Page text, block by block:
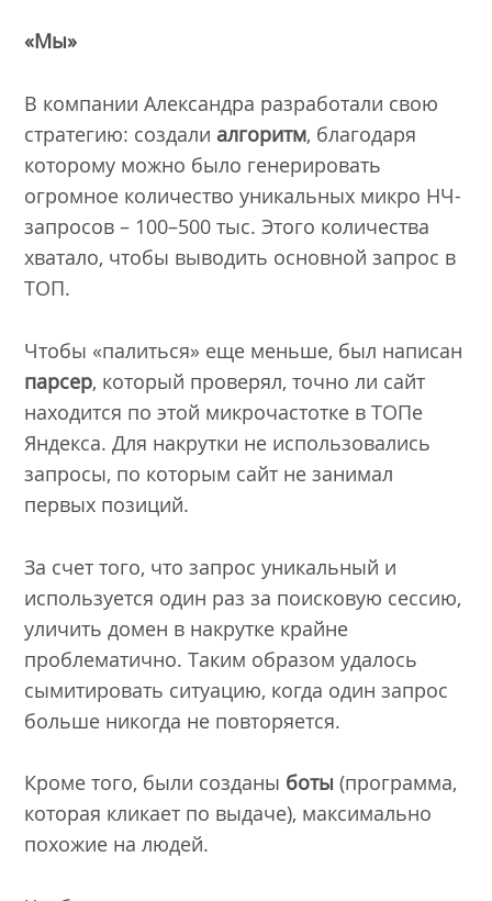
«Мы»
В компании Александра разработали свою
стратегию: создалиалгоритм, благодаря
которому можно было генерировать
огромное количество уникальных микро НЧ-
запросов – 100–500 тыс. Этого количества
хватало, чтобы выводить основной запрос в
ТОП.
Чтобы «палиться» еще меньше, был написан
парсер, который проверял, точно ли сайт
находится по этой микрочастотке в ТОПе
Яндекса. Для накрутки не использовались
запросы, по которым сайт не занимал
первых позиций.
За счет того, что запрос уникальный и
используется один раз за поисковую сессию,
уличить домен в накрутке крайне
проблематично. Таким образом удалось
сымитировать ситуацию, когда один запрос
больше никогда не повторяется.
Кроме того, были созданы боты (программа,
которая кликает по выдаче), максимально
похожие на людей.